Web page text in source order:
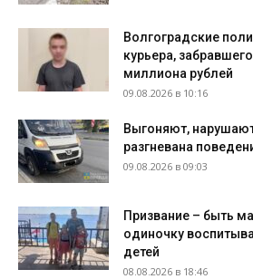
Волгоградские
курьера,
миллиона рублей
09.08.2026 в 10:16
Выгоняют,
разгневана
09.08.2026 в 09:03
Призвание – быть
одиночку
детей
08.08.2026 в 18:46